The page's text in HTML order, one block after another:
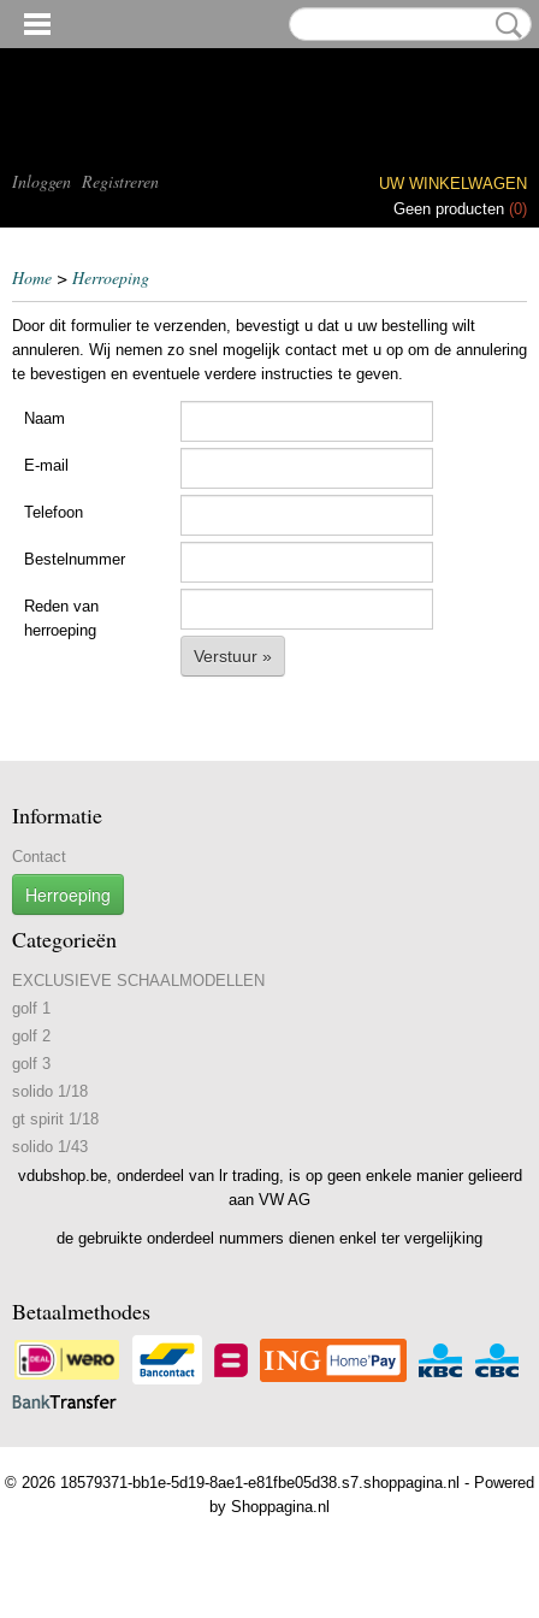
Inloggen Registreren
UW WINKELWAGEN
Geen producten (0)
Home > Herroeping
Door dit formulier te verzenden, bevestigt u dat u uw bestelling wilt
annuleren. Wij nemen zo snel mogelijk contact met u op om de annulering
te bevestigen en eventuele verdere instructies te geven.
Naam
E-mail
Telefoon
Bestelnummer
Reden van
herroeping
Verstuur »
Informatie
Contact
Herroeping
Categorieën
EXCLUSIEVE SCHAALMODELLEN
golf 1
golf 2
golf 3
solido 1/18
gt spirit 1/18
solido 1/43
vdubshop.be, onderdeel van lr trading, is op geen enkele manier gelieerd
aan VW AG
de gebruikte onderdeel nummers dienen enkel ter vergelijking
Betaalmethodes
© 2026 18579371-bb1e-5d19-8ae1-e81fbe05d38.s7.shoppagina.nl - Powered
by Shoppagina.nl